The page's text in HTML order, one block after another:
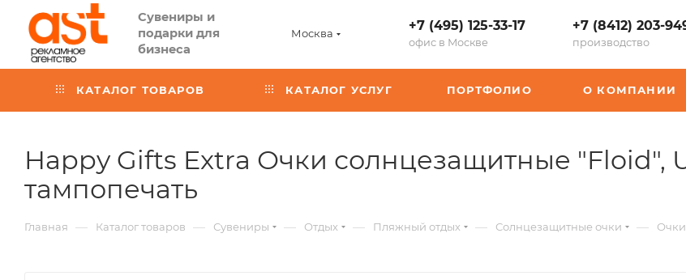
Сувениры и
подарки для
бизнеса
Москва +7 (495) 125-33-17
офис в Москве
+7 (8412) 203-
производство
КАТАЛОГ ТОВАРОВ КАТАЛОГ УСЛУГ ПОРТФОЛИО О КОМПАНИИ
Happy Gifts Extra Очки солнцезащитные "Floid",
тампопечать
арт.:
Главная — Каталог товаров — Сувениры — Отдых — Пляжный отдых — Солнцезащитные очки —